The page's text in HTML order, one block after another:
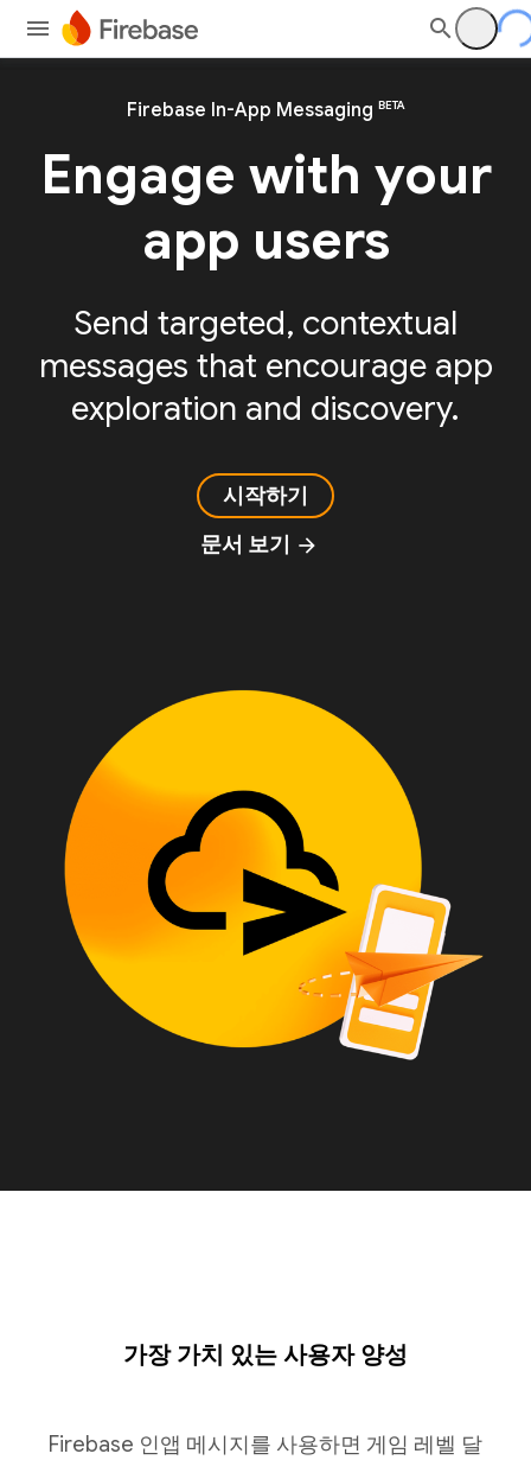
Firebase In-App Messaging BETA
Engage with your
app users
Send targeted, contextual
messages that encourage app
exploration and discovery.
시작하기
문서 보기
arrow_forward
가장 가치 있는 사용자 양성
Firebase 인앱 메시지를 사용하면 게임 레벨 달